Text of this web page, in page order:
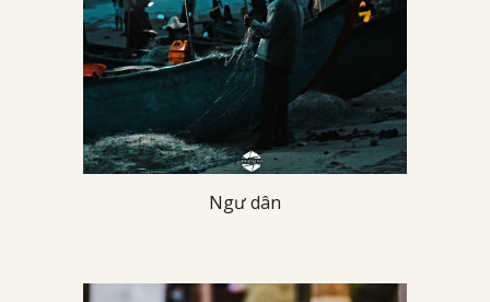
Ngư dân